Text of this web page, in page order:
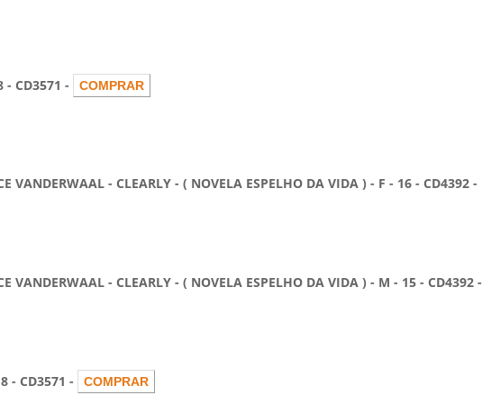
CD3571 -
- CLEARLY - ( NOVELA ESPELHO DA VIDA ) - F - 16 - CD4392 -
- CLEARLY - ( NOVELA ESPELHO DA VIDA ) - M - 15 - CD4392
- CD3571 -